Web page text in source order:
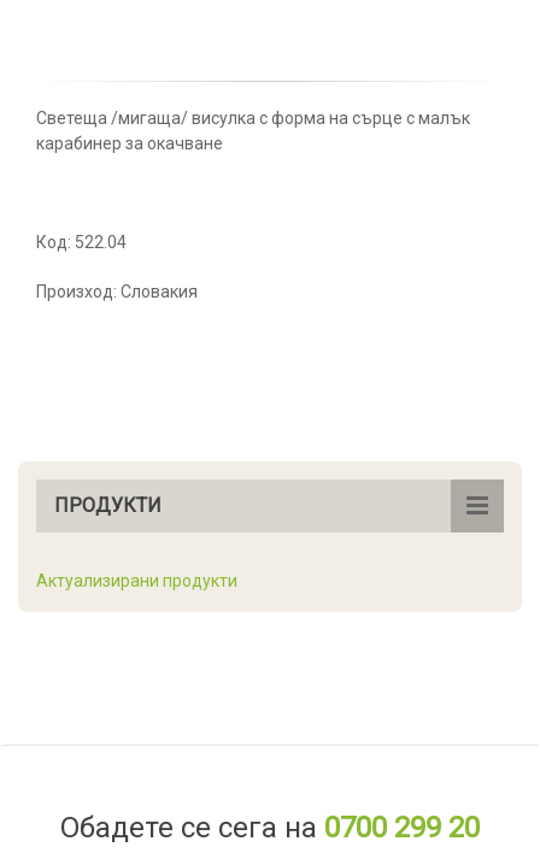
Светеща /мигаща/ висулка с форма на сърце с малък
карабинер за окачване
Код: 522.04
Произход: Словакия
ПРОДУКТИ
Актуализирани продукти
Обадете се сега на 0700 299 20